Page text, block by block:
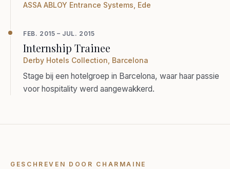
ASSA ABLOY Entrance Systems, Ede
FEB. 2015 – JUL. 2015
Internship Trainee
Derby Hotels Collection, Barcelona
Stage bij een hotelgroep in Barcelona, waar haar passie
voor hospitality werd aangewakkerd.
GESCHREVEN DOOR CHARMAINE